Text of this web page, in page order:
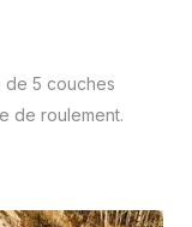
de 5 couches
de roulement.